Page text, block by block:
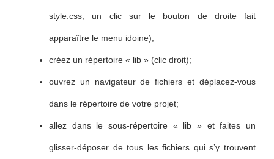
style.css, un clic sur le bouton de droite fait
apparaître le menu idoine);
créez un répertoire « lib » (clic droit);
ouvrez un navigateur de fichiers et déplacez-vous
dans le répertoire de votre projet;
allez dans le sous-répertoire « lib » et faites un
glisser-déposer de tous les fichiers qui s’y trouvent